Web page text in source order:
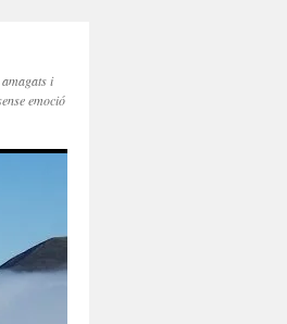
i
emoció